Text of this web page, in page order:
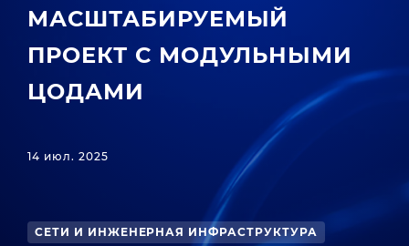
МАСШТАБИРУЕМЫЙ
ПРОЕКТ С МОДУЛЬНЫМИ
ЦОДАМИ
14 июл. 2025
СЕТИ И ИНЖЕНЕРНАЯ ИНФРАСТРУКТУРА